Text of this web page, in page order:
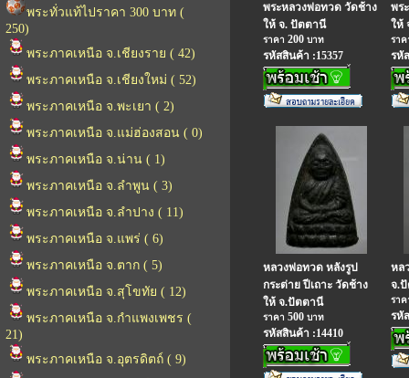
พระทั่วแท้ไปราคา 300 บาท (
250)
พระภาคเหนือ จ.เชียงราย ( 42)
พระภาคเหนือ จ.เชียงใหม่ ( 52)
พระภาคเหนือ จ.พะเยา ( 2)
พระภาคเหนือ จ.แม่ฮ่องสอน ( 0)
พระภาคเหนือ จ.น่าน ( 1)
พระภาคเหนือ จ.ลำพูน ( 3)
พระภาคเหนือ จ.ลำปาง ( 11)
พระภาคเหนือ จ.แพร่ ( 6)
พระภาคเหนือ จ.ตาก ( 5)
พระภาคเหนือ จ.สุโขทัย ( 12)
พระภาคเหนือ จ.กำแพงเพชร (
21)
พระภาคเหนือ จ.อุตรดิตถ์ ( 9)
พระหลวงพ่อทวด วัดช้าง
ให้ จ. ปัตตานี
ราคา 200 บาท
รหัสสินค้า :15357
พร
ให้
รา
รหั
หลวงพ่อทวด หลังรูป
กระต่าย ปีเถาะ วัดช้าง
ให้ จ.ปัตตานี
ราคา 500 บาท
รหัสสินค้า :14410
หล
จ.
รา
รหั